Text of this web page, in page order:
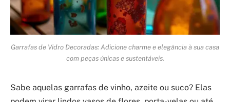
Garrafas de Vidro Decoradas: Adicione charme e elegância à sua casa
com peças únicas e sustentáveis.
Sabe aquelas garrafas de vinho, azeite ou suco? Elas